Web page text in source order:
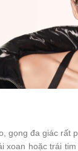
gọng đa giác rất
xoan hoặc trái